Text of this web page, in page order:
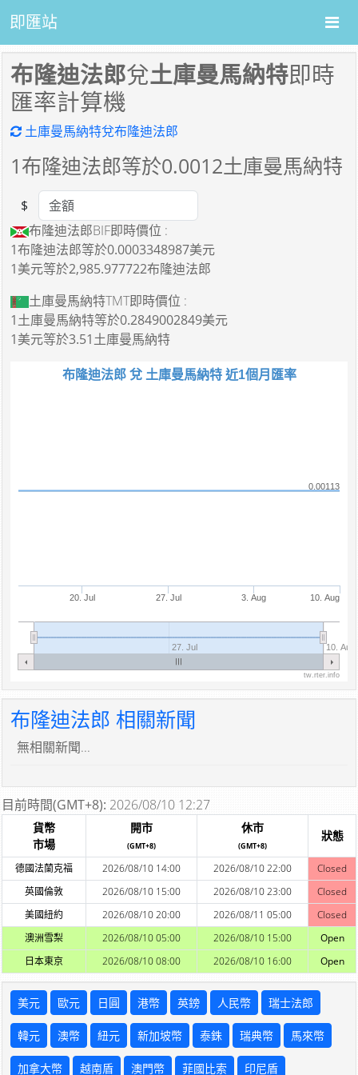
即匯站
布隆迪法郎兌土庫曼馬納特即時
匯率計算機
土庫曼馬納特兌布隆迪法郎
1布隆迪法郎等於0.0012土庫曼馬納特
Amount
$
布隆迪法郎BIF即時價位 :
1布隆迪法郎等於0.0003348987美元
1美元等於2,985.977722布隆迪法郎
土庫曼馬納特TMT即時價位 :
1土庫曼馬納特等於0.2849002849美元
1美元等於3.51土庫曼馬納特
布隆迪法郎 兌 土庫曼馬納特 近1個月匯率
20. Jul 27. Jul 3. Aug 10. Aug
27. Jul 10. Aug
0.00113
tw.rter.info
布隆迪法郎 相關新聞
無相關新聞...
目前時間(GMT+8): 2026/08/10 12:27
貨幣
市場
開市
(GMT+8)
休市
(GMT+8)
狀態
德國法蘭克福 2026/08/10 14:00 2026/08/10 22:00
Closed
英國倫敦
2026/08/10 15:00 2026/08/10 23:00
Closed
美國紐約
2026/08/10 20:00 2026/08/11 05:00
Closed
澳洲雪梨
2026/08/10 05:00 2026/08/10 15:00
Open
日本東京
2026/08/10 08:00 2026/08/10 16:00 Open
美元 歐元 日圓 港幣 英鎊 人民幣 瑞士法郎
韓元 澳幣 紐元 新加坡幣 泰銖 瑞典幣 馬來幣
加拿大幣 越南盾 澳門幣 菲國比索 印尼盾